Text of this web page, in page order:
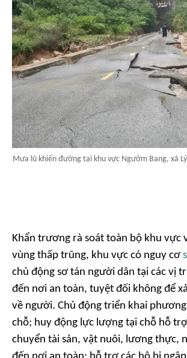
Mưa lũ khiến đường tại khu vực Ngườm Bang, xã
Khẩn trương rà soát toàn bộ khu vực
vùng thấp trũng, khu vực có nguy cơ
chủ động sơ tán người dân tại các vị
đến nơi an toàn, tuyệt đối không để
về người. Chủ động triển khai
chỗ; huy động lực lượng tại chỗ hỗ
chuyển tài sản, vật nuôi, lương thực,